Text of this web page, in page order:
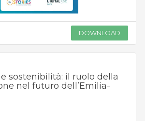
DOWNLOAD
sostenibilità: il ruolo della
nel futuro dell’Emilia-